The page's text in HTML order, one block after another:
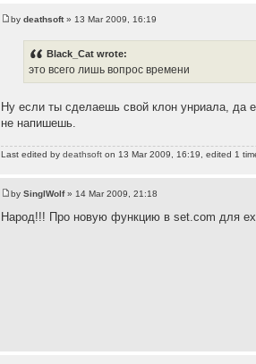
bydeathsoft» 13 Mar 2009, 16:19
Black_Cat wrote:
это всего лишь вопрос времени
Ну если ты сделаешь свой клон унриала, да
не напишешь.
Last edited bydeathsoft on 13 Mar 2009, 16:19, edited 1
bySinglWolf» 14 Mar 2009, 21:18
Народ!!! Про новую функцию в set.com для